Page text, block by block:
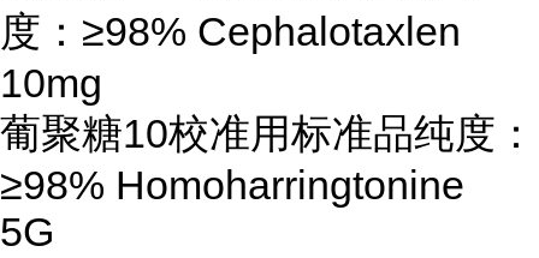
度：≥98% Cephalotaxlen
10mg
葡聚糖10校准用标准品纯度：
≥98% Homoharringtonine
5G